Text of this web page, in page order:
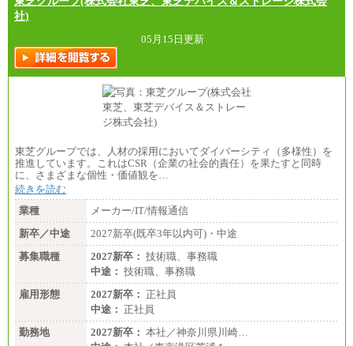
（一律地域手当：※1…36,000円、※2…33,000円、
・試用期間中も給与変更なし
●基幹職（地域限定社員）
により異なる。
〈東京・神奈川〉219,000 円
〈大阪・兵庫〉209,000 円
〈愛知〉194,500 円 〈福岡〉1
・専門・短大卒／月給185,000 円～210,000 円 ※勤務
地により異なる。
〈大阪・兵庫〉200,000 円
〈愛知〉194,500 円 〈福
岡〉185,000円
※基本給のみ（地域手当なし）
※試用期間中も給与変更なし
中途：
【阪急交通社】
◆正社員/総合職
月給250,000円～(※1)、247,000円～(※2)、242,000円
～(※3)、239,000円～(※4)、237,000円～（※5）
・月給は一律地域手当を含んだ金額を表示
（※1…36,000円、※2…33,000円、※3…28,000円、
社)
05月15日更新
東芝グループでは、人材の採用においてダイバーシティ（多様性）を
推進しています。これはCSR（企業の社会的責任）を果たすと同時
に、さまざまな個性・価値観を…
続きを読む
業種
メーカー/IT/情報通信
新卒／中途
2027新卒(既卒3年以内可)・中途
募集職種
2027新卒： 技術職、事務職
中途： 技術職、事務職
雇用形態
2027新卒： 正社員
中途： 正社員
勤務地
2027新卒： 本社／神奈川県川崎…